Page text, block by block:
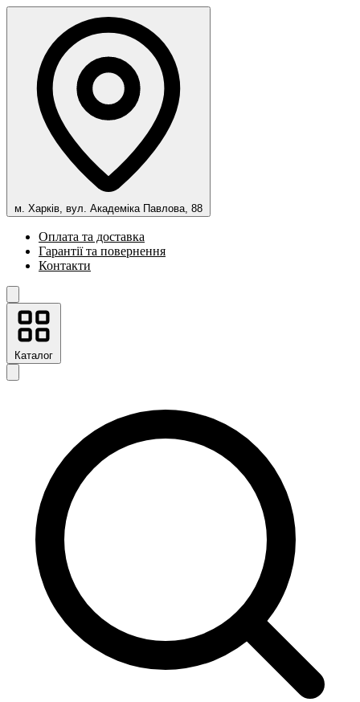
м. Харків, вул. Академіка Павлова, 88
Оплата та доставка
Гарантії та повернення
Контакти
Каталог